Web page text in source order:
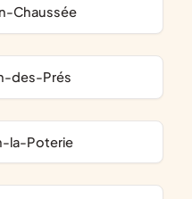
Chaussée
des-Prés
la-Poterie